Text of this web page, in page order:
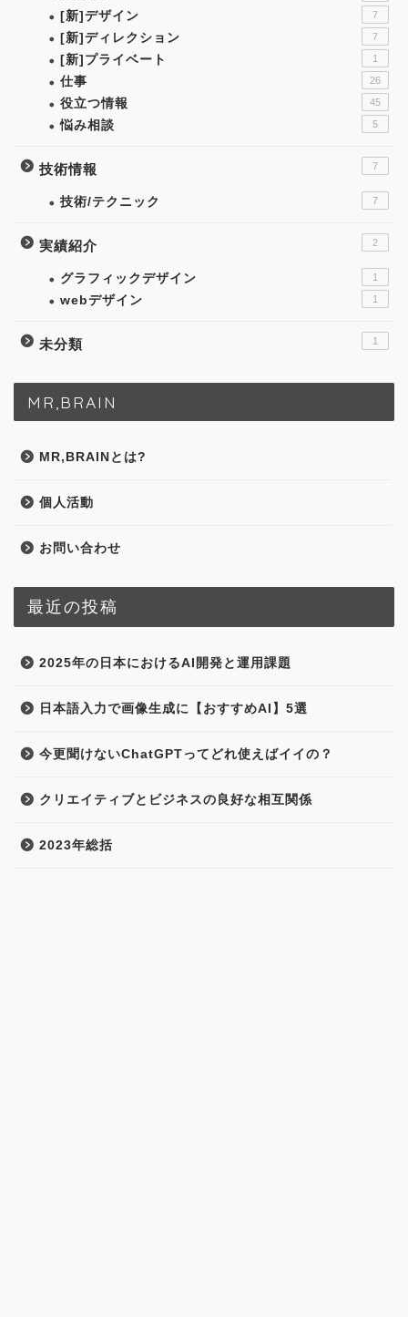
[新]デザイン 7
[新]ディレクション 7
[新]プライベート 1
仕事 26
役立つ情報 45
悩み相談 5
技術情報 7
技術/テクニック 7
実績紹介 2
グラフィックデザイン 1
webデザイン 1
未分類 1
MR,BRAIN
MR,BRAINとは?
個人活動
お問い合わせ
最近の投稿
2025年の日本におけるAI開発と運用課題
日本語入力で画像生成に【おすすめAI】5選
今更聞けないChatGPTってどれ使えばイイの？
クリエイティブとビジネスの良好な相互関係
2023年総括